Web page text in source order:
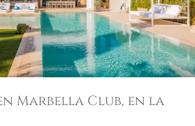
Marbella Club, en la